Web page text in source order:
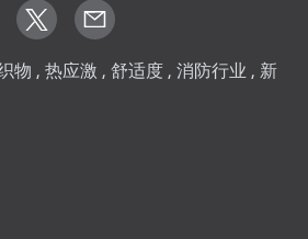
物 , 热应激 , 舒适度 , 消防行业 , 新